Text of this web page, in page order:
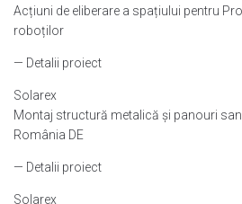
Acțiuni de eliberare a spațiului pentru
roboților
— Detalii proiect
Solarex
Montaj structură metalică și panouri
România DE
— Detalii proiect
Solarex